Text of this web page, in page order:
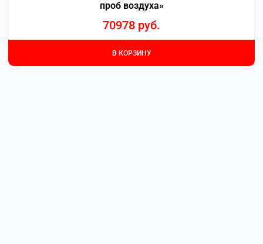
проб воздуха»
70978 руб.
В КОРЗИНУ